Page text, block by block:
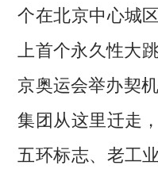
个在北京中心城
上首个永久性大
京奥运会举办契
集团从这里迁走
五环标志、老工